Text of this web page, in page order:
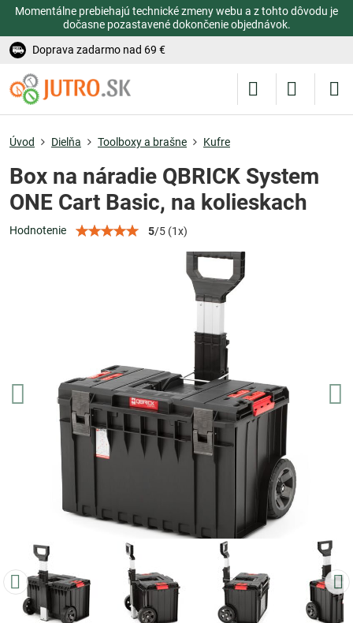
Momentálne prebiehajú technické zmeny webu a z tohto dôvodu je
dočasne pozastavené dokončenie objednávok.
Doprava zadarmo nad 69 €
Úvod Dielňa Toolboxy a brašne Kufre
Box na náradie QBRICK System
ONE Cart Basic, na kolieskach
Hodnotenie 5/5 (1x)